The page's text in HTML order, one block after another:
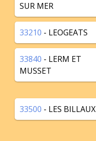
SUR MER
33210 - LEOGEATS
33840 - LERM ET
MUSSET
33500 - LES BILLAUX